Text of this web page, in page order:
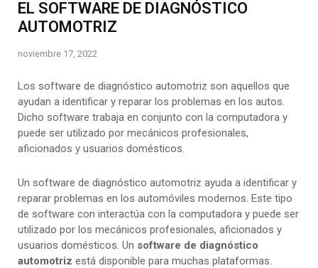
EL SOFTWARE DE DIAGNÓSTICO
AUTOMOTRIZ
noviembre 17, 2022
Los software de diagnóstico automotriz son aquellos que
ayudan a identificar y reparar los problemas en los autos.
Dicho software trabaja en conjunto con la computadora y
puede ser utilizado por mecánicos profesionales,
aficionados y usuarios domésticos.
Un software de diagnóstico automotriz ayuda a identificar y
reparar problemas en los automóviles modernos. Este tipo
de software con interactúa con la computadora y puede ser
utilizado por los mecánicos profesionales, aficionados y
usuarios domésticos. Un software de diagnóstico
automotriz está disponible para muchas plataformas.